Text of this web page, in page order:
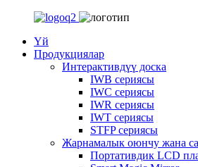
Үй
Продукциялар
Интерактивдүү доска
IWB сериясы
IWC сериясы
IWR сериясы
IWT сериясы
STFP сериясы
Жарнамалык оюнчу жана
Портативдик LCD